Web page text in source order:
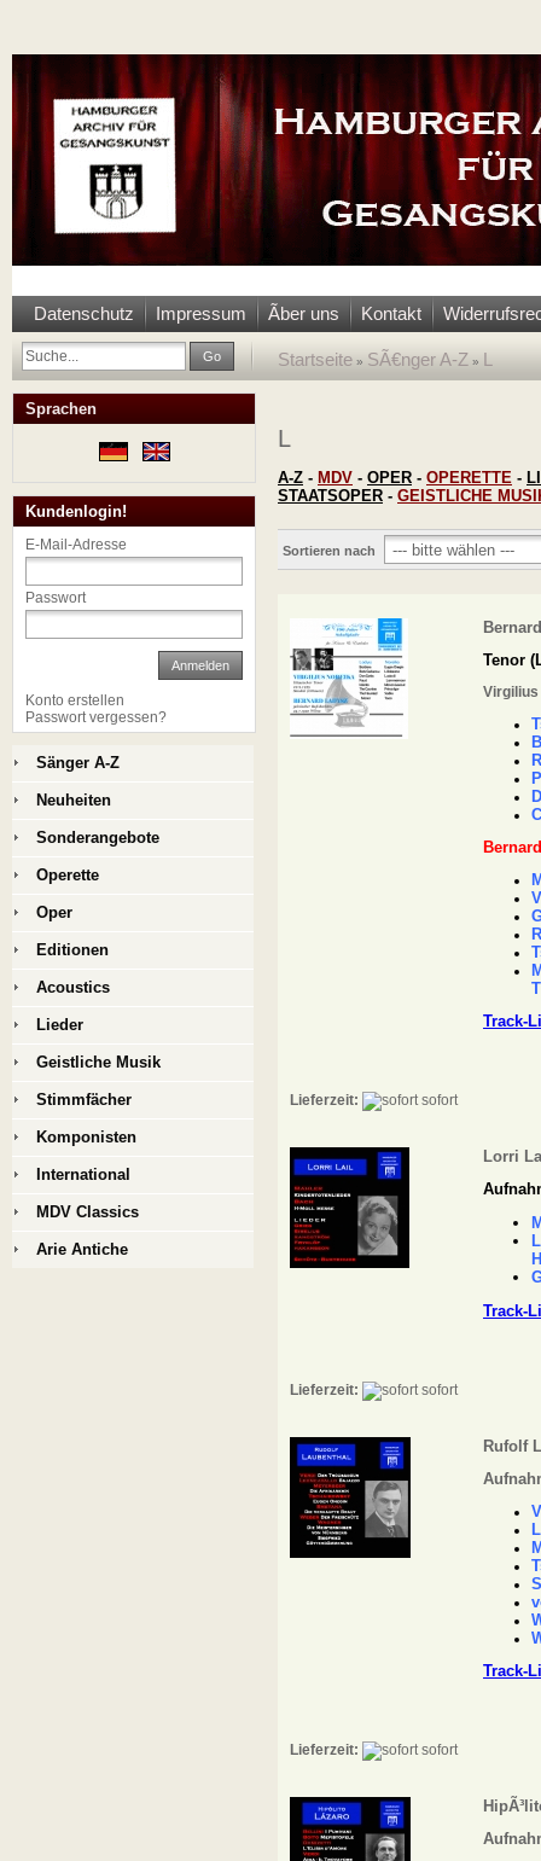
Datenschutz Impressum Ãber uns Kontakt
Go Startseite » SÃ€nger A-Z » L
L
A-Z - MDV - OPER - OPERETTE -
STAATSOPER - GEISTLICHE
Sortieren nach
Tenor
Track-
Lieferzeit: sofort
Lorri
Track-
Lieferzeit: sofort
Rufolf
Track-
Lieferzeit: sofort
Sprachen
Kundenlogin!
E-Mail-Adresse
Passwort
Anmelden
Konto erstellen
Passwort vergessen?
Sänger A-Z
Neuheiten
Sonderangebote
Operette
Oper
Editionen
Acoustics
Lieder
Geistliche Musik
Stimmfächer
Komponisten
International
MDV Classics
Arie Antiche